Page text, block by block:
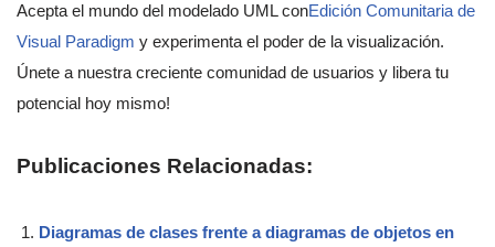
Acepta el mundo del modelado UML conEdición Comunitaria de
Visual Paradigm y experimenta el poder de la visualización.
Únete a nuestra creciente comunidad de usuarios y libera tu
potencial hoy mismo!
Publicaciones Relacionadas:
Diagramas de clases frente a diagramas de objetos en